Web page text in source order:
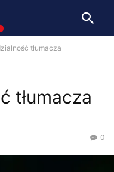
tłumacza
tłumacza
0